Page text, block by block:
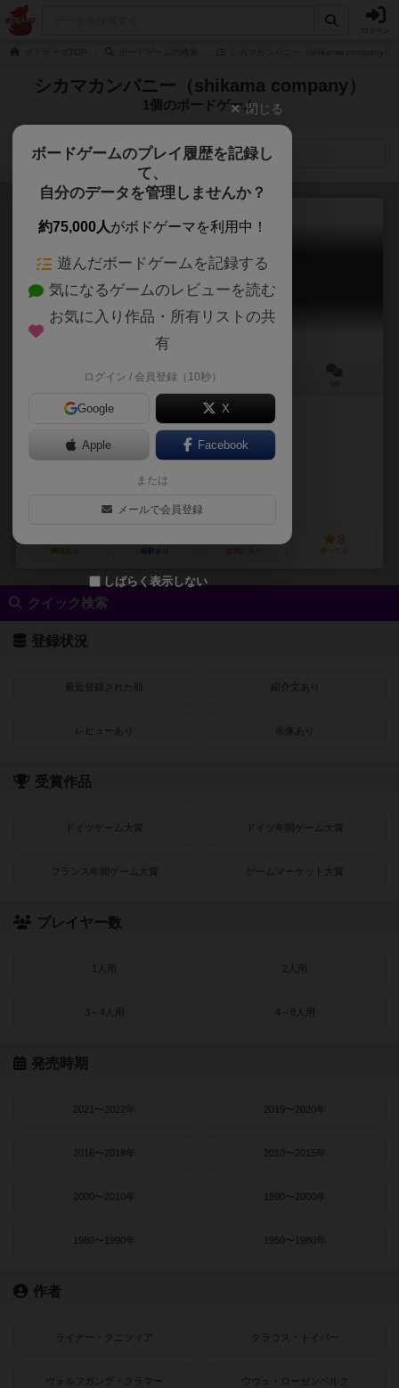
シカマカンパニー（shikama company）
1個のボードゲーム
検索メニュー
不正選挙
Electoral fraud
5～10分
作品説明文の編集者を募集中
未登録
シカマカンパニー（shikama company）
興味あり 経験あり
8
持ってる
クイック検索
登録状況
最近登録された順 紹介文あり
レビューあり 画像あり
受賞作品
ドイツゲーム大賞 ドイツ年間ゲーム大賞
フランス年間ゲーム大賞 ゲームマーケット大賞
プレイヤー数
1人用 2人用
3～4人用 4～8人用
発売時期
2021〜2022年 2019〜2020年
2016〜2018年 2010〜2015年
2000〜2010年 1990〜2000年
1980〜1990年 1950〜1980年
作者
ライナー・クニツィア クラウス・トイバー
ヴォルフガング・クラマー ウヴェ・ローゼンベルク
閉じる
ボードゲームのプレイ履歴を記録し
て、
自分のデータを管理しませんか？
約75,000人がボドゲーマを利用中！
遊んだボードゲームを記録する
気になるゲームのレビューを読む
お気に入り作品・所有リストの共
有
ログイン / 会員登録（10秒）
Google X
Apple Facebook
または
メールで会員登録
しばらく表示しない